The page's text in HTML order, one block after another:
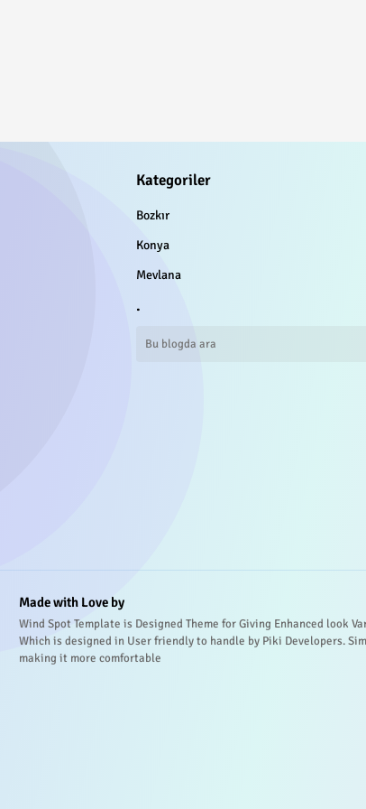
Kategoriler
Bozkır
Konya
Mevlana
.
Made with Love by
Wind Spot Template is Designed Theme for Giving Enhanced look
Which is designed in User friendly to handle by Piki Developers.
making it more comfortable